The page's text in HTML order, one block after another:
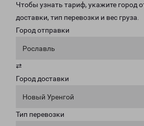
Чтобы узнать тариф, укажите город
доставки, тип перевозки и вес груза.
Город отправки
Рославль
⇄
Город доставки
Новый Уренгой
Тип перевозки